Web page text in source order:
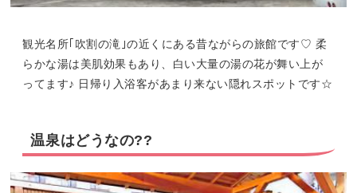
観光名所｢吹割の滝｣の近くにある昔ながらの旅館です♡ 柔
らかな湯は美肌効果もあり、白い大量の湯の花が舞い上が
ってます♪ 日帰り入浴客があまり来ない隠れスポットです☆
温泉はどうなの??